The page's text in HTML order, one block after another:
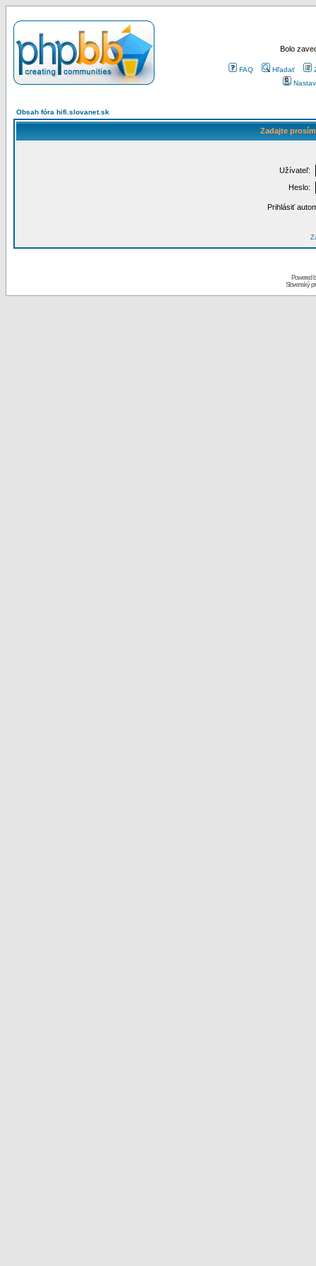
Bolo
FAQ Hľadať
Obsah fóra hifi.slovanet.sk
Zadajte
Užívateľ:
Heslo:
Prihlásiť
Powered
Slovenský